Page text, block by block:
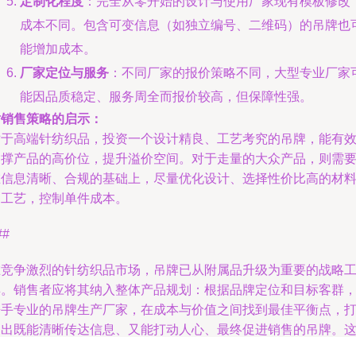
成本不同。包含可变信息（如独立编号、二维码）的吊牌也
能增加成本。
厂家定位与服务 ：不同厂家的报价策略不同，大型专业厂家
能因品质稳定、服务周全而报价较高，但保障性强。
售策略的启示：
高端针纺织品，投资一个设计精良、工艺考究的吊牌，能有效
产品的高价位，提升溢价空间。对于走量的大众产品，则需要
息清晰、合规的基础上，尽量优化设计、选择性价比高的材料
艺，控制单件成本。
争激烈的针纺织品市场，吊牌已从附属品升级为重要的战略工
销售者应将其纳入整体产品规划：根据品牌定位和目标客群，
专业的吊牌生产厂家，在成本与价值之间找到最佳平衡点，打
既能清晰传达信息、又能打动人心、最终促进销售的吊牌。这